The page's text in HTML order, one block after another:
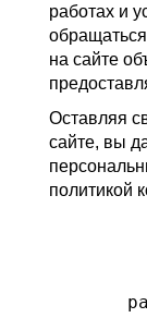
работах и
на сайте
Оставляя
сайте, вы
политикой